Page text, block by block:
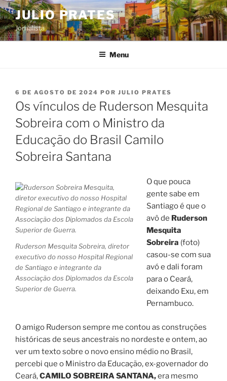
Pular
para
o
conteúdo
JULIO PRATES
Jornalista
Menu
PUBLICADO
EM
6 DE AGOSTO DE 2024 POR JULIO PRATES
Os vínculos de Ruderson Mesquita
Sobreira com o Ministro da
Educação do Brasil Camilo
Sobreira Santana
Ruderson Mesquita Sobreira, diretor
executivo do nosso Hospital Regional
de Santiago e integrante da
Associação dos Diplomados da Escola
Superior de Guerra.
O que pouca
gente sabe em
Santiago é que o
avô de Ruderson
Mesquita
Sobreira (foto)
casou-se com sua
avó e dali foram
para o Ceará,
deixando Exu, em
Pernambuco.
O amigo Ruderson sempre me contou as construções
históricas de seus ancestrais no nordeste e ontem, ao
ver um texto sobre o novo ensino médio no Brasil,
percebi que o Ministro da Educação, ex-governador do
Ceará,CAMILO SOBREIRA SANTANA,era mesmo